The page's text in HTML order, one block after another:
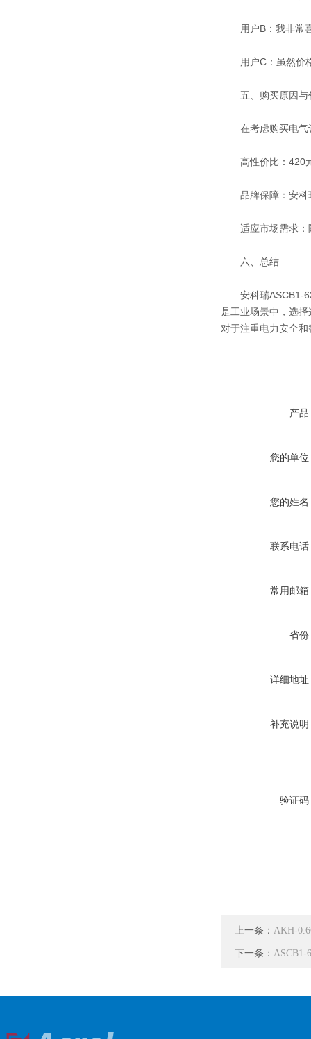
用户B：我非常喜
用户C：虽然价格
五、购买原因与
在考虑购买电气设
高性价比：420元
品牌保障：安科瑞
适应市场需求：随
六、总结
安科瑞ASCB1-63-
是工业场景中，选
对于注重电力安全
产品
您的单位
您的姓名
联系电话
常用邮箱
省份
详细地址
补充说明
验证码
上一条： AKH-
下一条： ASCB1-